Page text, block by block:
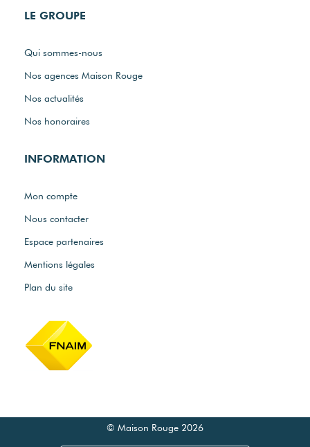
LE GROUPE
Qui sommes-nous
Nos agences Maison Rouge
Nos actualités
Nos honoraires
INFORMATION
Mon compte
Nous contacter
Espace partenaires
Mentions légales
Plan du site
© Maison Rouge 2026